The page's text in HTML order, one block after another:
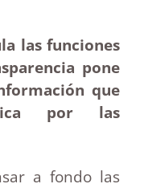
las funciones
pone
que
por las
a fondo las